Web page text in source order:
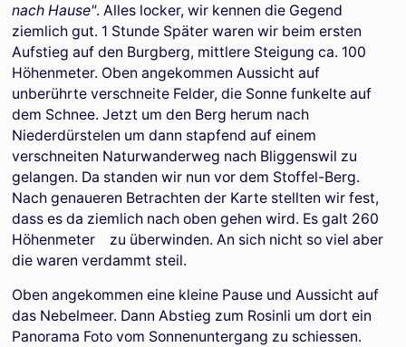
nach Hause". Alles locker, wir kennen die Gegend
ziemlich gut. 1 Stunde Später waren wir beim ersten
Aufstieg auf den Burgberg, mittlere Steigung ca. 100
Höhenmeter. Oben angekommen Aussicht auf
unberührte verschneite Felder, die Sonne funkelte auf
dem Schnee. Jetzt um den Berg herum nach
Niederdürstelen um dann stapfend auf einem
verschneiten Naturwanderweg nach Bliggenswil zu
gelangen. Da standen wir nun vor dem Stoffel-Berg.
Nach genaueren Betrachten der Karte stellten wir fest,
dass es da ziemlich nach oben gehen wird. Es galt 260
Höhenmeter zu überwinden. An sich nicht so viel aber
die waren verdammt steil.
Oben angekommen eine kleine Pause und Aussicht auf
das Nebelmeer. Dann Abstieg zum Rosinli um dort ein
Panorama Foto vom Sonnenuntergang zu schiessen.